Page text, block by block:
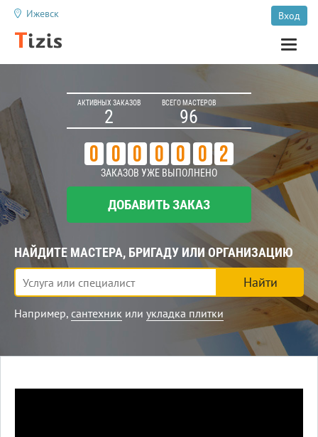
Ижевск
Toggle
Вход
АКТИВНЫХ ЗАКАЗОВ
2
ВСЕГО МАСТЕРОВ
96
0 0 0 0 0 0 2
ЗАКАЗОВ УЖЕ ВЫПОЛНЕНО
ДОБАВИТЬ ЗАКАЗ
НАЙДИТЕ МАСТЕРА, БРИГАДУ ИЛИ ОРГАНИЗАЦИЮ
Найти
Например, сантехник или укладка плитки